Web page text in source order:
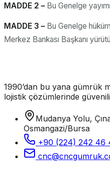
MADDE 2 – Bu Genelge
MADDE 3 – Bu Genelge
Merkez Bankası Başkanı
1990’dan bu yana gümrük
lojistik çözümlerinde
Mudanya Yolu,
Osmangazi/Bursa
+90 (224) 242 46